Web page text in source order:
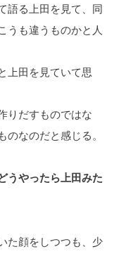
語る上田を⾒て、同
うも違うものかと⼈
上田を⾒ていて思
りだすものではな
なのだと感じる。
うやったら上田みた
た顔をしつつも、少